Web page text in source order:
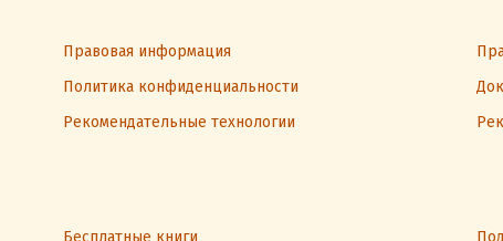
Правовая информация
Политика конфиденциальности
Рекомендательные технологии
Бесплатные книги